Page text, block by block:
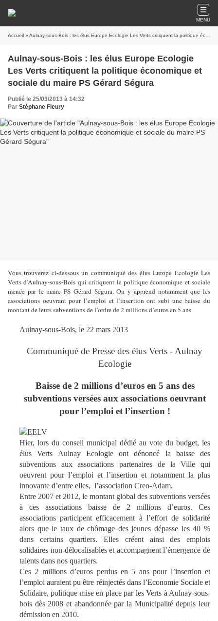
MENU
Accueil » Aulnay-sous-Bois : les élus Europe Ecologie Les Verts critiquent la politique économique et sociale du maire PS Gérard Ségura
Aulnay-sous-Bois : les élus Europe Ecologie
Les Verts critiquent la politique économique et
sociale du maire PS Gérard Ségura
Publié le 25/03/2013 à 14:32
Par Stéphane Fleury
Vous trouverez ci-dessous un communiqué des élus Europe Ecologie Les
Verts d’Aulnay-sous-Bois qui critiquent la politique économique et sociale
menée par le maire PS Gérard Ségura. On y apprend notamment que les
associations oeuvrant pour l’emploi et l’insertion ont subi une baisse du
montant de leurs subventions de l’ordre de 2 millions d’euros en 5 ans.
Aulnay-sous-Bois, le 22 mars 2013
Communiqué de Presse des élus Verts - Aulnay
Ecologie
Baisse de 2 millions d’euros en 5 ans des
subventions versées aux associations oeuvrant
pour l’emploi et l’insertion !
Hier, lors du conseil municipal dédié au vote du budget, les
élus Verts Aulnay Ecologie ont dénoncé la baisse des
subventions aux associations partenaires de la Ville qui
oeuvrent pour l’emploi et l’insertion et notamment la plus
innovante d’entre elles, l’association Creo-Adam.
Entre 2007 et 2012, le montant global des subventions versées
à ces associations baisse de 2 millions d’euros. Ces
associations participent efficacement à l’effort de solidarité
alors que le taux de chômage des jeunes dépasse les 40 %
dans certains quartiers. Elles créent ainsi des emplois
solidaires non-délocalisables et accompagnent l’émergence de
talents dans nos quartiers.
Ces 2 millions d’euros perdus en 5 ans pour l’insertion et
l’emploi auraient pu être réinjectés dans l’Economie Sociale et
Solidaire, politique mise en place par les Verts à Aulnay-sous-
bois dès 2008 et abandonnée par la Municipalité depuis leur
démission en 2010.